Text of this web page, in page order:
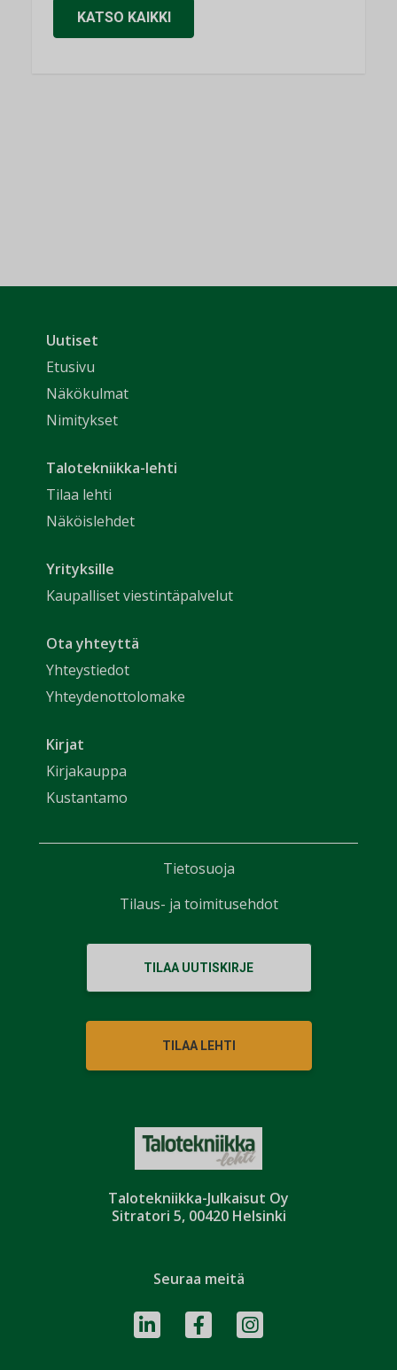
KATSO KAIKKI
Talotekniikka-Julkaisut Oy
Sitratori 5, 00420 Helsinki
Uutiset
Etusivu
Näkökulmat
Nimitykset
Talotekniikka-lehti
Tilaa lehti
Näköislehdet
Yrityksille
Kaupalliset viestintäpalvelut
Ota yhteyttä
Yhteystiedot
Yhteydenottolomake
Kirjat
Kirjakauppa
Kustantamo
TILAA UUTISKIRJE
TILAA LEHTI
Seuraa meitä
Tietosuoja
Tilaus- ja toimitusehdot